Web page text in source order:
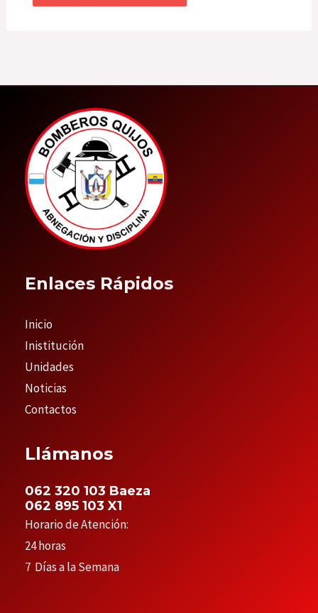
Enlaces Rápidos
Inicio
Inistitución
Unidades
Noticias
Contactos
Llámanos
062 320 103 Baeza
062 895 103 X1
Horario de Atención:
24 horas
7 Días a la Semana